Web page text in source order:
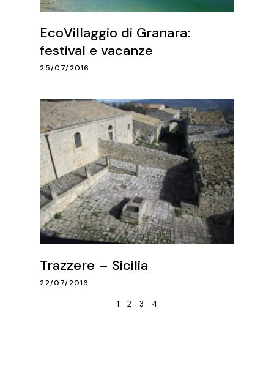
EcoVillaggio di Granara:
festival e vacanze
25/07/2016
Trazzere – Sicilia
22/07/2016
1 2 3 4